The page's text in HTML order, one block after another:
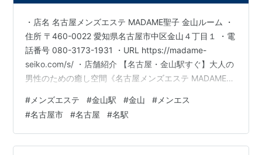
・店名 名古屋メンズエステ MADAME聖子 金山ルーム ・
住所 〒460-0022 愛知県名古屋市中区金山４丁目１ ・電
話番号 080-3173-1931 ・URL https://madame-
seiko.com/s/ ・店舗紹介 【名古屋・金山駅すぐ】大人の
男性のための癒し空間《名古屋メンズエステ MADAME聖
探しの方は、ぜひ当店《名古屋メンズエステ MADAME聖
子 金山ルーム》へお越しください。 完全個室・完全予約
制で、周囲を気にせずゆったりと寛げる空間をご用意し
ております。 セラピストはすべて日本人の大人女性。容
# メンズエステ #金山駅 #金山 # メンエス
#名古屋市 #名古屋 #名駅